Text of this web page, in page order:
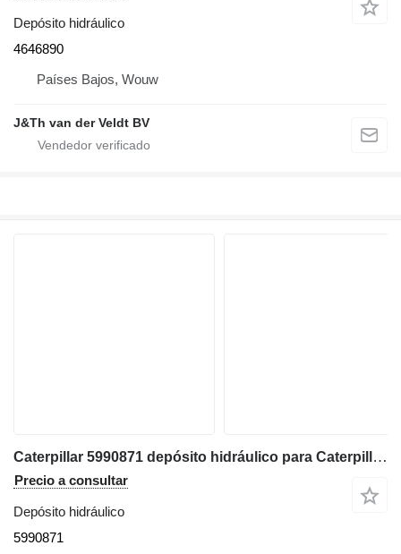
Depósito hidráulico
4646890
Países Bajos, Wouw
J&Th van der Veldt BV
Caterpillar 5990871 depósito hidráulico para Caterpillar D6 D6XE bulldozer
Precio a consultar
Depósito hidráulico
5990871